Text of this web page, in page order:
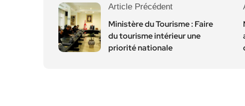
Article Précédent
Ministère du Tourisme : Faire
du tourisme intérieur une
priorité nationale